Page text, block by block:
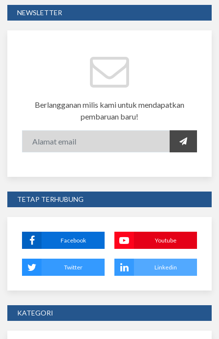
NEWSLETTER
Berlangganan milis kami untuk mendapatkan
pembaruan baru!
TETAP TERHUBUNG
Facebook Youtube
Twitter Linkedin
KATEGORI